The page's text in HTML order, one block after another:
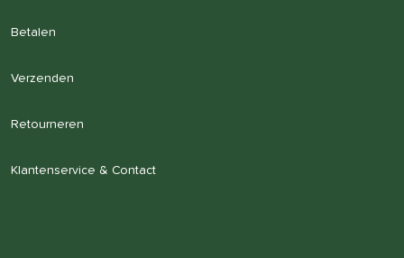
Betalen
Verzenden
Retourneren
Klantenservice & Contact